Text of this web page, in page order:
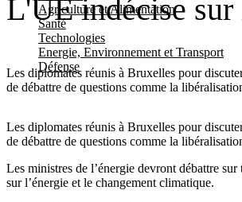
Agriculture et Alimentation
Santé
Technologies
Energie, Environnement et Transport
Défense
L'UE indécise
Les diplomates réunis à Bruxelles pour
de débattre de questions comme la
Les diplomates réunis à Bruxelles pour
de débattre de questions comme la
Les ministres de l’énergie devront débattre
sur l’énergie et le changement climatique.